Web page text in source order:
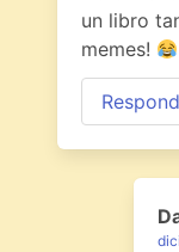
un libro
memes!